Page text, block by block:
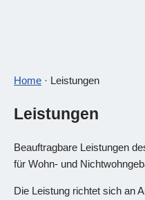
Home · Leistungen
Leistungen
Beauftragbare Leistungen
für Wohn- und
Die Leistung richtet sich an